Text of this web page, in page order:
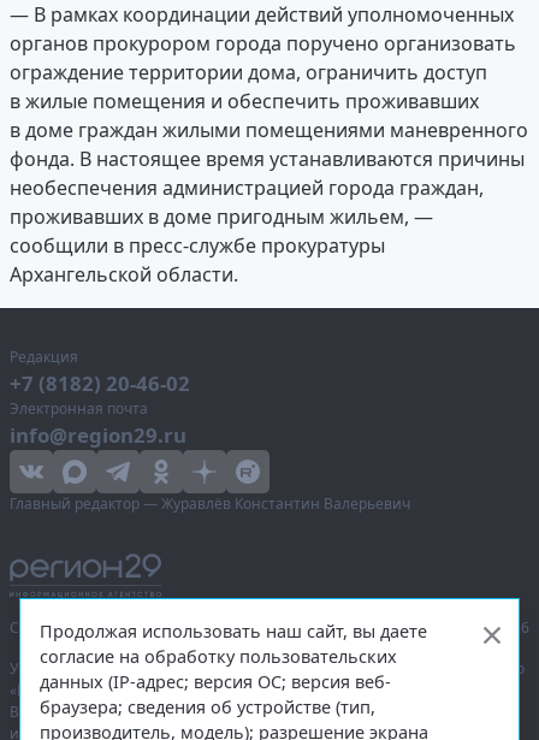
— В рамках координации действий уполномоченных
органов прокурором города поручено организовать
ограждение территории дома, ограничить доступ
в жилые помещения и обеспечить проживавших
в доме граждан жилыми помещениями маневренного
фонда. В настоящее время устанавливаются причины
необеспечения администрацией города граждан,
проживавших в доме пригодным жильем, —
сообщили в пресс-службе прокуратуры
Архангельской области.
Редакция
+7 (8182) 20-46-02
Электронная почта
info@region29.ru
Главный редактор — Журавлёв Константин Валерьевич
Сетевое издание «Информационное агентство Регион 29»,
© 2016–2026
Учредитель — общество с ограниченной ответственностью «Агентство
«Правда Севера».
Выписка из реестра зарегистрированных средств массовой
информации:ЭЛ № ФС 77-74226от 09.11.2018 выдано Федеральной
Продолжая использовать наш сайт, вы даете
согласие на обработку пользовательских
данных (IP-адрес; версия ОС; версия веб-
браузера; сведения об устройстве (тип,
производитель, модель); разрешение экрана